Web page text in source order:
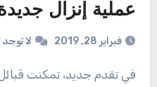
عملية إنزال
فبراير 28, 2019 لا
في تقدم جديد، تمكنت قبائل حجور بمحافظة حجة،